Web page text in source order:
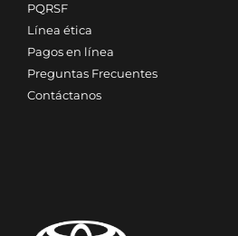
PQRSF
Línea ética
Pagos en línea
Preguntas Frecuentes
Contáctanos